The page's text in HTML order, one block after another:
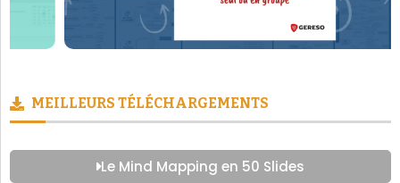
MEILLEURS TÉLÉCHARGEMENTS
Le Mind Mapping en 50 Slides